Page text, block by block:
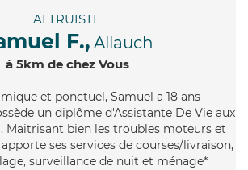
ALTRUISTE
F., Allauch
à 5km de chez Vous
et ponctuel, Samuel a 18 ans
un diplôme d'Assistante De Vie aux
Maitrisant bien les troubles moteurs et
ses services de courses/livraison,
surveillance de nuit et ménage*